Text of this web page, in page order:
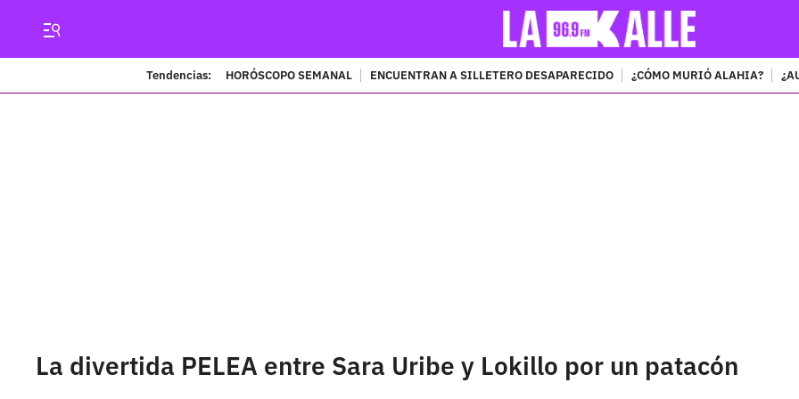
Tendencias: HORÓSCOPO SEMANAL ENCUENTRAN A SILLETERO DESAPARECIDO ¿CÓMO MURIÓ ALAHIA?
La divertida PELEA entre Sara Uribe y Lokillo por un patacón